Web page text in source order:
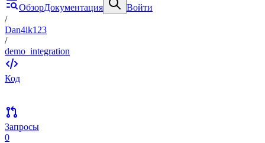
ОбзорДокументация
Войти
/
Dan4ik123
/
demo_integration
Код
Запросы
0